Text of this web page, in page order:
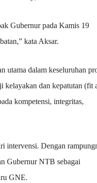
Gubernur pada Kamis 19
kata Aksar.
utama dalam keseluruhan
kelayakan dan kepatutan (fit
kompetensi, integritas,
intervensi. Dengan
Gubernur NTB sebagai
GNE.